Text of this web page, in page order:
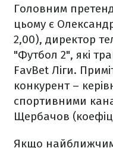
Головним
цьому є
2,00), директор
"Футбол 2", які
FavBet Ліги.
конкурент –
спортивними
Щербачов
Якщо найближчим